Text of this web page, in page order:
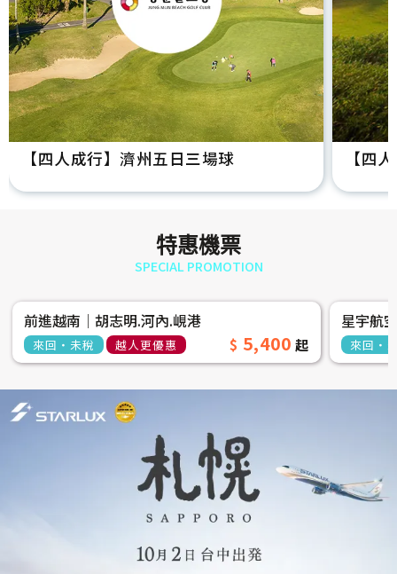
【四人成行】濟州五日三場球 【四
特惠機票
SPECIAL PROMOTION
前進越南│胡志明.河內.峴港
來回‧未稅 越人更優惠 5,400
星宇航
來回‧